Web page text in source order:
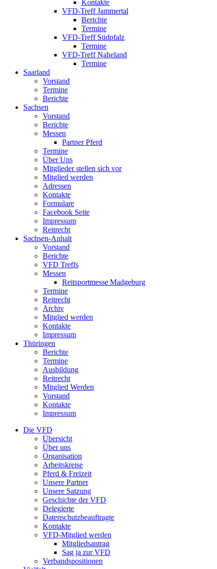
Kontakte
VFD-Treff Jammertal
Berichte
Termine
VFD-Treff Südpfalz
Termine
VFD-Treff Naheland
Termine
Saarland
Vorstand
Termine
Berichte
Sachsen
Vorstand
Berichte
Messen
Partner Pferd
Termine
Über Uns
Mitglieder stellen sich vor
Mitglied werden
Adressen
Kontakte
Formulare
Facebook Seite
Impressum
Reitrecht
Sachsen-Anhalt
Vorstand
Berichte
VFD Treffs
Messen
Reitsportmesse Madgeburg
Termine
Reitrecht
Archiv
Mitglied werden
Kontakte
Impressum
Thüringen
Berichte
Termine
Ausbildung
Reitrecht
Mitglied Werden
Vorstand
Kontakte
Impressum
Die VFD
Übersicht
Über uns
Organisation
Arbeitskreise
Pferd & Freizeit
Unsere Partner
Unsere Satzung
Geschichte der VFD
Delegierte
Datenschutzbeauftragte
Kontakte
VFD-Mitglied werden
Mitgliedsantrag
Sag ja zur VFD
Verbandspositionen